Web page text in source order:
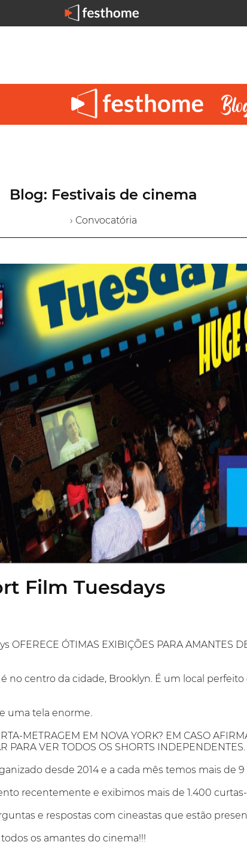
Blog: Festivais de cinema
› Convocatória
Film Tuesdays
OFERECE ÓTIMAS EXIBIÇÕES PARA AMANTES
no centro da cidade, Brooklyn. É um local
uma tela enorme.
METRAGEM EM NOVA YORK? EM CASO
PARA VER TODOS OS SHORTS INDEPENDENTES.
desde 2014 e a cada mês temos mais de
recentemente e exibimos mais de 1.400
e respostas com cineastas que estão
os amantes do cinema!!!